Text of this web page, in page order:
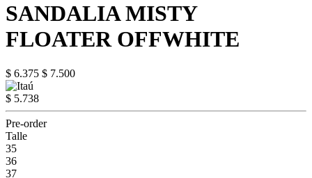
SANDALIA MISTY
FLOATER OFFWHITE
$ 6.375 $ 7.500
$ 5.738
Pre-order
Talle
35
36
37